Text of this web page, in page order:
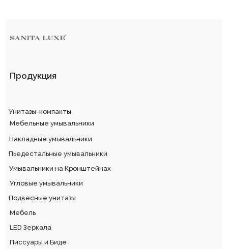
Продукция
Унитазы-компакты
Подвесные унитазы
Мебельные умывальники
Пьедестальные умывальники
Умывальники на Кронштейнах
Угловые умывальники
Накладные умывальники
Мебель
LED Зеркала
Писсуары и Биде